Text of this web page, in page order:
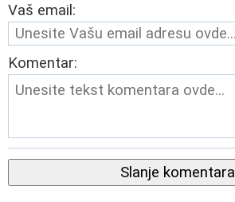
Vaš email:
Komentar:
Slanje komentara